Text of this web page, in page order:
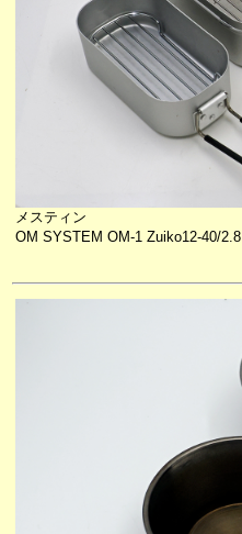
メスティン
OM SYSTEM OM-1 Zuiko12-40/2.8